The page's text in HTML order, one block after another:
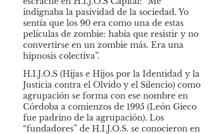
indignaba la pasividad de la sociedad. Yo
sentía que los 90 era como una de estas
películas de zombie: había que resistir y no
convertirse en un zombie más. Era una
hipnosis colectiva”.
H.I.J.O.S (Hijas e Hijos por la Identidad y la
Justicia contra el Olvido y el Silencio) como
agrupación se forma con ese nombre en
Córdoba a comienzos de 1995 (León Gieco
fue padrino de la agrupación). Los
“fundadores” de H.I.J.O.S. se conocieron en